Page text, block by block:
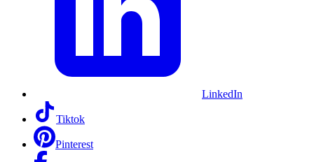
LinkedIn
Tiktok
Pinterest